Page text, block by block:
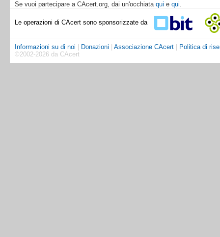
Se vuoi partecipare a CAcert.org, dai un'occhiata qui e qui.
Le operazioni di CAcert sono sponsorizzate da
Informazioni su di noi Donazioni Associazione CAcert|
Politica di
©2002-2026 da CAcert